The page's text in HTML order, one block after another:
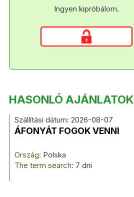
Ingyen kipróbálom.
HASONLÓ AJÁNLATOK
Szállítási dátum: 2026-08-07
ÁFONYÁT FOGOK VENNI
Ország: Polska
The term search: 7 dni